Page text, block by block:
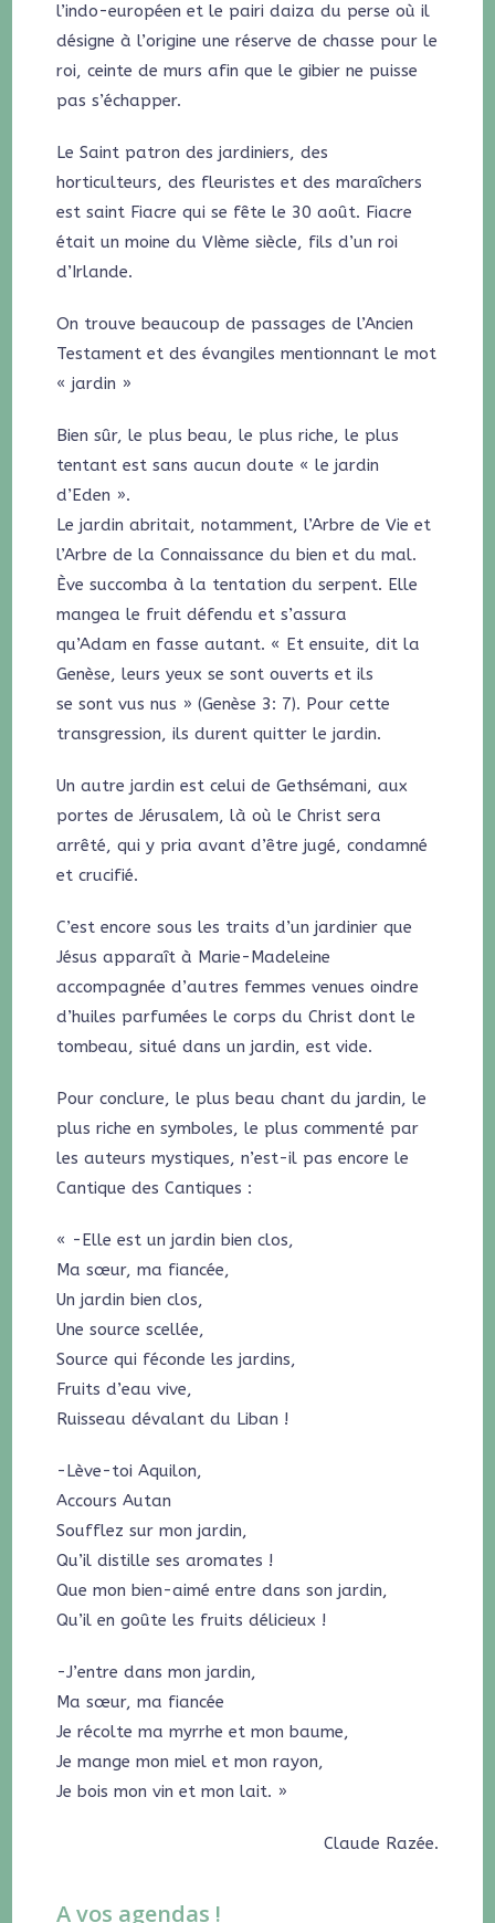
l’indo-européen et le pairi daiza du perse où il
désigne à l’origine une réserve de chasse pour le
roi, ceinte de murs afin que le gibier ne puisse
pas s’échapper.
Le Saint patron des jardiniers, des
horticulteurs, des fleuristes et des maraîchers
est saint Fiacre qui se fête le 30 août. Fiacre
était un moine du VIème siècle, fils d’un roi
d’Irlande.
On trouve beaucoup de passages de l’Ancien
Testament et des évangiles mentionnant le mot
« jardin »
Bien sûr, le plus beau, le plus riche, le plus
tentant est sans aucun doute « le jardin
d’Eden ».
Le jardin abritait, notamment, l’Arbre de Vie et
l’Arbre de la Connaissance du bien et du mal.
Ève succomba à la tentation du serpent. Elle
mangea le fruit défendu et s’assura
qu’Adam en fasse autant. « Et ensuite, dit la
Genèse, leurs yeux se sont ouverts et ils
se sont vus nus » (Genèse 3: 7). Pour cette
transgression, ils durent quitter le jardin.
Un autre jardin est celui de Gethsémani, aux
portes de Jérusalem, là où le Christ sera
arrêté, qui y pria avant d’être jugé, condamné
et crucifié.
C’est encore sous les traits d’un jardinier que
Jésus apparaît à Marie-Madeleine
accompagnée d’autres femmes venues oindre
d’huiles parfumées le corps du Christ dont le
tombeau, situé dans un jardin, est vide.
Pour conclure, le plus beau chant du jardin, le
plus riche en symboles, le plus commenté par
les auteurs mystiques, n’est-il pas encore le
Cantique des Cantiques :
« -Elle est un jardin bien clos,
Ma sœur, ma fiancée,
Un jardin bien clos,
Une source scellée,
Source qui féconde les jardins,
Fruits d’eau vive,
Ruisseau dévalant du Liban !
-Lève-toi Aquilon,
Accours Autan
Soufflez sur mon jardin,
Qu’il distille ses aromates !
Que mon bien-aimé entre dans son jardin,
Qu’il en goûte les fruits délicieux !
-J’entre dans mon jardin,
Ma sœur, ma fiancée
Je récolte ma myrrhe et mon baume,
Je mange mon miel et mon rayon,
Je bois mon vin et mon lait. »
Claude Razée.
A vos agendas !